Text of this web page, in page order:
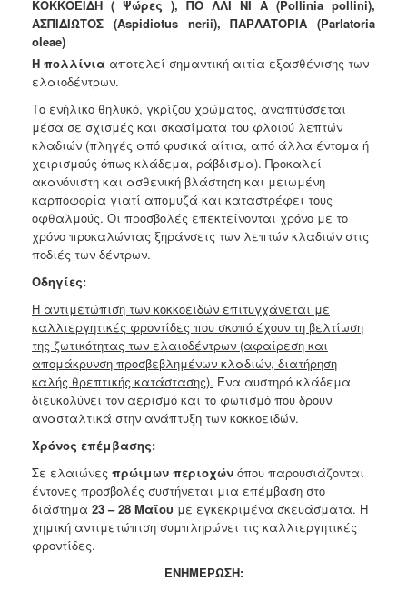
ΚΟΚΚΟΕΙΔΗ ( Ψώρες ), ΠΟ ΛΛΙ ΝΙ Α (Pollinia pollini),
ΑΣΠΙΔΙΩΤΟΣ (Aspidiotus nerii), ΠΑΡΛΑΤΟΡΙΑ (Parlatoria
oleae)
Η πολλίνια αποτελεί σημαντική αιτία εξασθένισης των
ελαιοδέντρων.
Το ενήλικο θηλυκό, γκρίζου χρώματος, αναπτύσσεται
μέσα σε σχισμές και σκασίματα του φλοιού λεπτών
κλαδιών (πληγές από φυσικά αίτια, από άλλα έντομα ή
χειρισμούς όπως κλάδεμα, ράβδισμα). Προκαλεί
ακανόνιστη και ασθενική βλάστηση και μειωμένη
καρποφορία γιατί απομυζά και καταστρέφει τους
οφθαλμούς. Οι προσβολές επεκτείνονται χρόνο με το
χρόνο προκαλώντας ξηράνσεις των λεπτών κλαδιών στις
ποδιές των δέντρων.
Οδηγίες:
Η αντιμετώπιση των κοκκοειδών επιτυγχάνεται με
καλλιεργητικές φροντίδες που σκοπό έχουν τη βελτίωση
της ζωτικότητας των ελαιοδέντρων (αφαίρεση και
απομάκρυνση προσβεβλημένων κλαδιών, διατήρηση
καλής θρεπτικής κατάστασης). Ένα αυστηρό κλάδεμα
διευκολύνει τον αερισμό και το φωτισμό που δρουν
ανασταλτικά στην ανάπτυξη των κοκκοειδών.
Χρόνος επέμβασης:
Σε ελαιώνες πρώιμων περιοχών όπου παρουσιάζονται
έντονες προσβολές συστήνεται μια επέμβαση στο
διάστημα 23 – 28 Μαΐου με εγκεκριμένα σκευάσματα. Η
χημική αντιμετώπιση συμπληρώνει τις καλλιεργητικές
φροντίδες.
ΕΝΗΜΕΡΩΣΗ: